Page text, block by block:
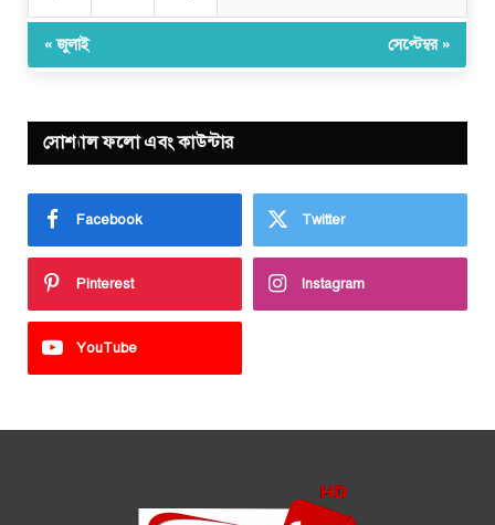
« জুলাই সেপ্টেম্বর »
সোশ্যাল ফলো এবং কাউন্টার
Facebook Twitter
Pinterest Instagram
YouTube